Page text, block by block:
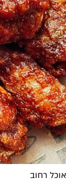
אוכל רחוב